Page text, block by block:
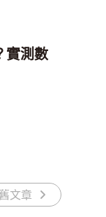
實測數
文章